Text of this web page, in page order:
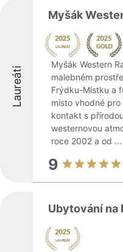
Laureáti
Myšák
Myšák Western
malebném
Frýdku-Místku a
místo vhodné
kontakt s
westernovou
roce 2002 a od ...
9
Ubytování na